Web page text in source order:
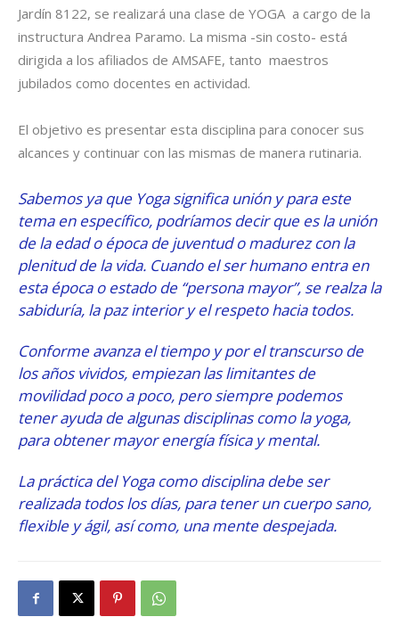
Jardín 8122, se realizará una clase de YOGA a cargo de la
instructura Andrea Paramo. La misma -sin costo- está
dirigida a los afiliados de AMSAFE, tanto maestros
jubilados como docentes en actividad.
El objetivo es presentar esta disciplina para conocer sus
alcances y continuar con las mismas de manera rutinaria.
Sabemos ya que Yoga significa unión y para este
tema en específico, podríamos decir que es la unión
de la edad o época de juventud o madurez con la
plenitud de la vida. Cuando el ser humano entra en
esta época o estado de “persona mayor”, se realza la
sabiduría, la paz interior y el respeto hacia todos.
Conforme avanza el tiempo y por el transcurso de
los años vividos, empiezan las limitantes de
movilidad poco a poco, pero siempre podemos
tener ayuda de algunas disciplinas como la yoga,
para obtener mayor energía física y mental.
La práctica del Yoga como disciplina debe ser
realizada todos los días, para tener un cuerpo sano,
flexible y ágil, así como, una mente despejada.